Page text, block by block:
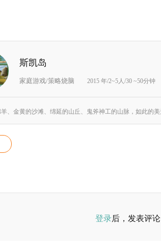
斯凯岛
家庭游戏/策略烧脑 2015 年/2~5人/30 ~50分钟
登录后，发表评论